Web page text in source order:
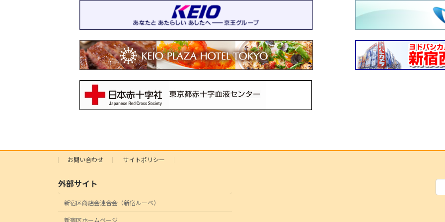
お問い合わせ サイトポリシー
外部サイト
新宿区商店会連合会（新宿ルーペ）
新宿区ホームページ